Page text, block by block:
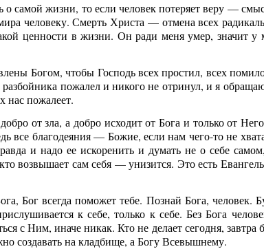
самой жизни, то если человек потеряет веру —
человеку. Смерть Христа — отмена всех
ценности в жизни. Он ради меня умер, значит у
Богом, чтобы Господь всех простил, всех
пожалел и никого не отринул, и я
пожалеет.
от зла, а добро исходит от Бога и только от
все благодеяния — Божие, если нам чего-то не
и надо ее искоренить и думать не о себе
возвышает сам себя — унизится. Это есть
Бог всегда поможет тебе. Познай Бога, человек.
к себе, только к себе. Без Бога
с Ним, иначе никак. Кто не делает сегодня, завтра
создавать на кладбище, а Богу Всевышнему.
Янв
118 Posts 115 Posts
Мар
Май
133 Posts
Июн
122 Posts
Янв
153 Posts 123 Posts
Мар
Май
147 Posts
Июн
127 Posts
Янв
12 Posts 0 Posts
Мар
Май
0 Posts
Июн
0 Posts
Янв
36 Posts 33 Posts
Мар
Май
44 Posts
Июн
30 Posts
Янв
57 Posts 59 Posts
Мар
Май
32 Posts
Июн
27 Posts
Янв
57 Posts 34 Posts
Мар
Май
57 Posts
Июн
42 Posts
Янв
37 Posts 20 Posts
Мар
Май
28 Posts
Июн
29 Posts
Янв
0 Posts 0 Posts
Мар
Май
0 Posts
Июн
12 Posts